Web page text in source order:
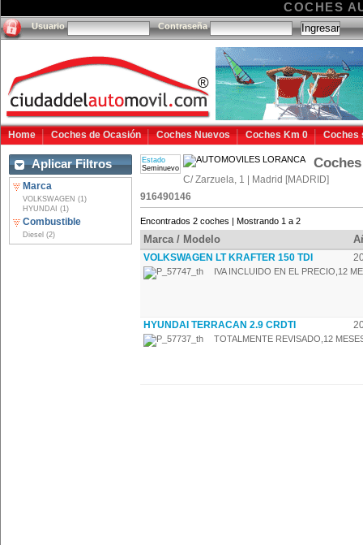
COCHES
Usuario Contraseña
Home Coches de Ocasión Coches Nuevos Coches Km 0 Coches
Aplicar Filtros
Marca
VOLKSWAGEN (1)
HYUNDAI (1)
Combustible
Diesel (2)
Estado
Seminuevo
C/ Zarzuela, 1 | Madrid [MADRID]
916490146
Encontrados 2 coches | Mostrando 1 a 2
Marca / Modelo
VOLKSWAGEN LT KRAFTER 150 TDI
IVA INCLUIDO EN EL PRECIO,12
HYUNDAI TERRACAN 2.9 CRDTI
TOTALMENTE REVISADO,12